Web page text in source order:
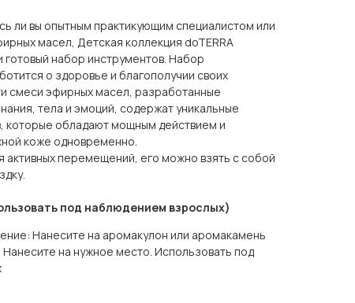
ли вы опытным практикующим специалистом или
масел, Детская коллекция doTERRA
набор инструментов. Набор
о здоровье и благополучии своих
смеси эфирных масел, разработанные
тела и эмоций, содержат уникальные
которые обладают мощным действием и
коже одновременно.
активных перемещений, его можно взять с собой
под наблюдением взрослых)
Нанесите на аромакулон или аромакамень
на нужное место. Использовать под